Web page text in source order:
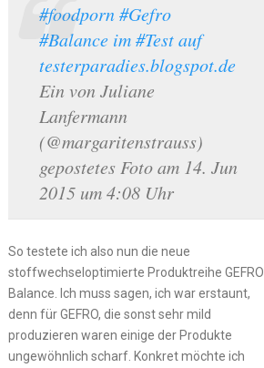
#foodporn #Gefro
#Balance im #Test auf
testerparadies.blogspot.de
Ein von Juliane
Lanfermann
(@margaritenstrauss)
gepostetes Foto am 14. Jun
2015 um 4:08 Uhr
So testete ich also nun die neue
stoffwechseloptimierte Produktreihe GEFRO
Balance. Ich muss sagen, ich war erstaunt,
denn für GEFRO, die sonst sehr mild
produzieren waren einige der Produkte
ungewöhnlich scharf. Konkret möchte ich